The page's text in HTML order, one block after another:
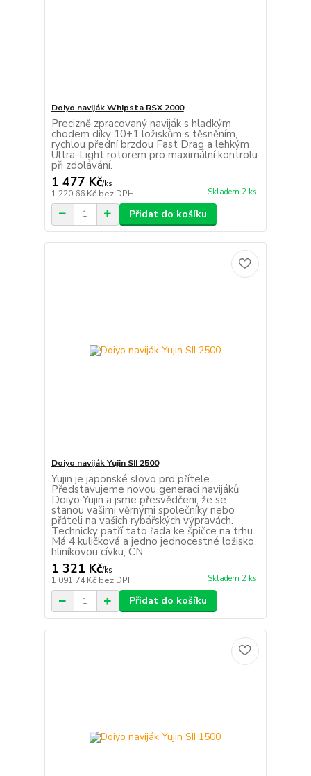
Doiyo naviják Whipsta RSX 2000
Precizně zpracovaný naviják s hladkým
chodem díky 10+1 ložiskům s těsněním,
rychlou přední brzdou Fast Drag a lehkým
Ultra-Light rotorem pro maximální kontrolu
při zdolávání.
1 477 Kč/ks
1 220,66 Kč bez DPH Skladem 2 ks
Přidat do košíku
Doiyo naviják Yujin SII 2500
Yujin je japonské slovo pro přítele.
Představujeme novou generaci navijáků
Doiyo Yujin a jsme přesvědčeni, že se
stanou vašimi věrnými společníky nebo
přáteli na vašich rybářských výpravách.
Technicky patří tato řada ke špičce na trhu.
Má 4 kuličková a jedno jednocestné ložisko,
hliníkovou cívku, CN...
1 321 Kč/ks
1 091,74 Kč bez DPH Skladem 2 ks
Přidat do košíku